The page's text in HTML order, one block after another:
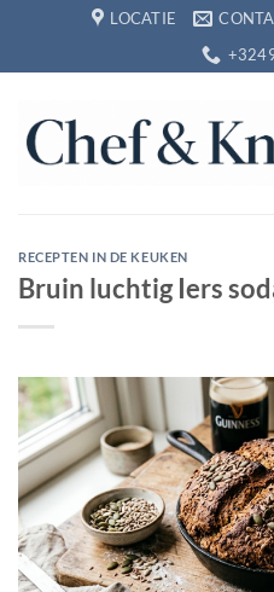
inhoud
LOCATIE
RECEPTEN IN DE KEUKEN
Bruin luchtig Iers